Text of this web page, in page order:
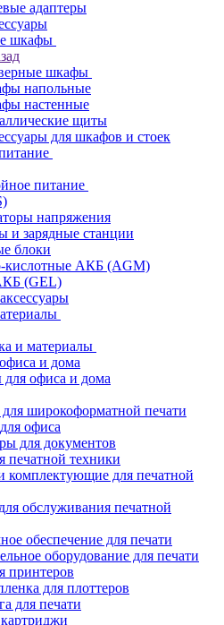
адаптеры
шкафы
шкафы
напольные
настенные
щиты
для шкафов и стоек
питание
напряжения
и зарядные станции
блоки
кислотные АКБ (AGM)
(GEL)
и материалы
и дома
офиса и дома
широкоформатной печати
офиса
для документов
печатной техники
комплектующие для печатной
обслуживания печатной
обеспечение для печати
оборудование для печати
принтеров
для плоттеров
для печати